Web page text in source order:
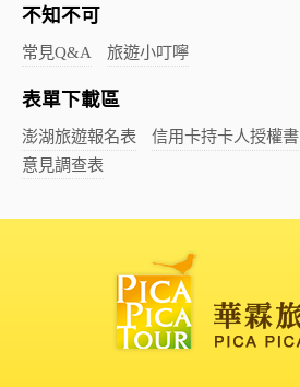
不知不可
常見Q&A 旅遊小叮嚀
表單下載區
澎湖旅遊報名表 信用卡持卡人授權書
意見調查表